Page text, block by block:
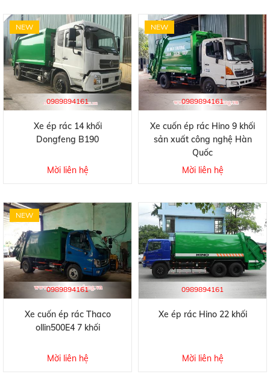
0989894161
NEW
Xe ép rác 14 khối
Dongfeng B190
Mời liên hệ
0989894161
NEW
Xe cuốn ép rác Hino 9 khối
sản xuất công nghệ Hàn
Quốc
Mời liên hệ
0989894161
NEW
Xe cuốn ép rác Thaco
ollin500E4 7 khối
Mời liên hệ
0989894161
Xe ép rác Hino 22 khối
Mời liên hệ